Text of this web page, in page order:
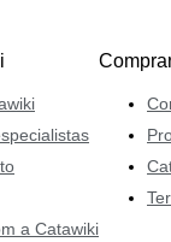
a Catawiki